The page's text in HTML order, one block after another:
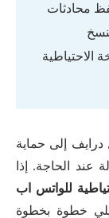
محادثات
الاحتياطية
إلى حماية
عند الحاجة. إذا
للواتس اب
خطوة بخطوة